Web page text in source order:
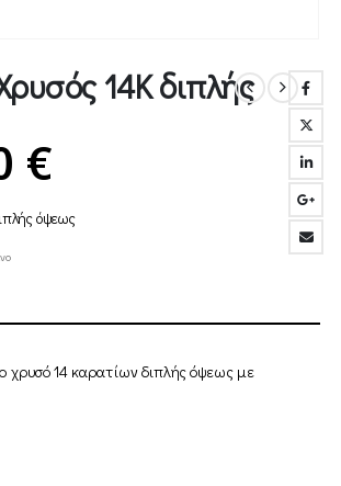
14Κ διπλής
€
όψεως
χρυσό 14 καρατίων διπλής όψεως με